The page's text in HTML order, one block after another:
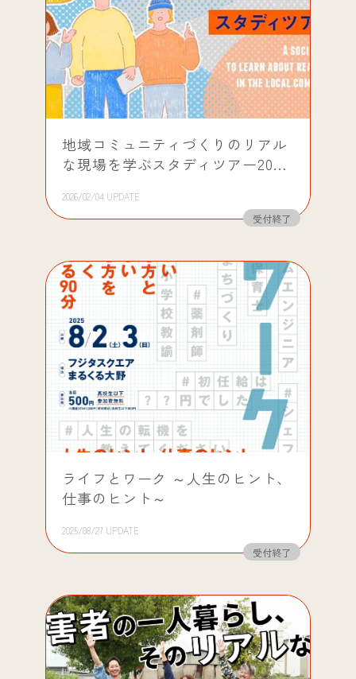
地域コミュニティづくりのリアル
な現場を学ぶスタディツアー2025
2026/02/04 UPDATE
受付終了
ライフとワーク ～人生のヒント、
仕事のヒント～
2025/08/27 UPDATE
受付終了